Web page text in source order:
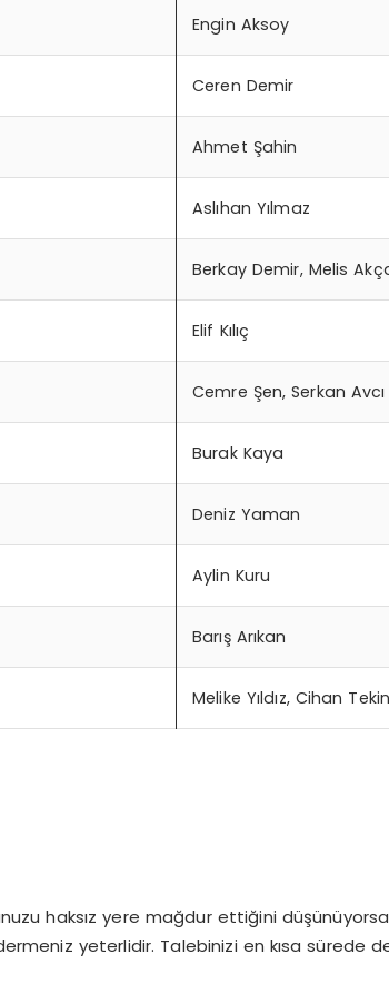
Engin Aksoy
Ceren Demir
Ahmet Şahin
Aslıhan Yılmaz
Berkay Demir, Melis
Elif Kılıç
Cemre Şen, Serkan Avcı
Burak Kaya
Deniz Yaman
Aylin Kuru
Barış Arıkan
Melike Yıldız, Cihan
haksız yere mağdur ettiğini
yeterlidir. Talebinizi en kısa sürede